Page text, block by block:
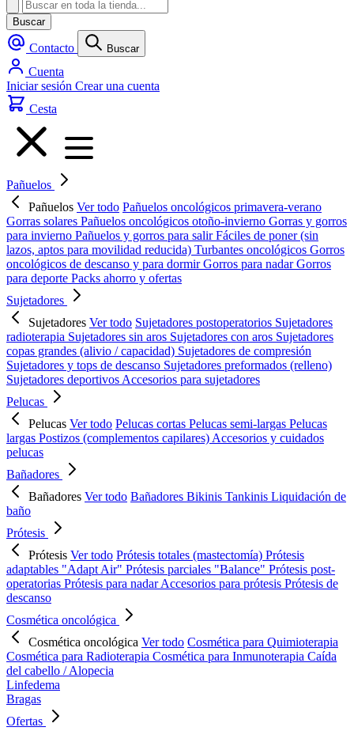
Buscar
Contacto Buscar
Cuenta
Iniciar sesión Crear una cuenta
Cesta
Pañuelos
Pañuelos Ver todo Pañuelos oncológicos primavera-verano
Gorras solares Pañuelos oncológicos otoño-invierno Gorras y gorros
para invierno Pañuelos y gorros para salirFáciles de poner (sin
lazos, aptos para movilidad reducida) Turbantes oncológicos Gorros
oncológicos de descanso y para dormirGorros para nadarGorros
para deporte Packs ahorro y ofertas
Sujetadores
Sujetadores Ver todo Sujetadores postoperatorios Sujetadores
radioterapia Sujetadores sin aros Sujetadores con aros Sujetadores
copas grandes (alivio / capacidad) Sujetadores de compresión
Sujetadores y tops de descanso Sujetadores preformados (relleno)
Sujetadores deportivos Accesorios para sujetadores
Pelucas
Pelucas Ver todo Pelucas cortas Pelucas semi-largas Pelucas
largas Postizos (complementos capilares) Accesorios y cuidados
pelucas
Bañadores
Bañadores Ver todo Bañadores Bikinis Tankinis Liquidación de
baño
Prótesis
Prótesis Ver todo Prótesis totales (mastectomía) Prótesis
adaptables "Adapt Air" Prótesis parciales "Balance" Prótesis post-
operatorias Prótesis para nadarAccesorios para prótesis Prótesis de
descanso
Cosmética oncológica
Cosmética oncológica Ver todo Cosmética para Quimioterapia
Cosmética para Radioterapia Cosmética para Inmunoterapia Caída
del cabello / Alopecia
Linfedema
Bragas
Ofertas